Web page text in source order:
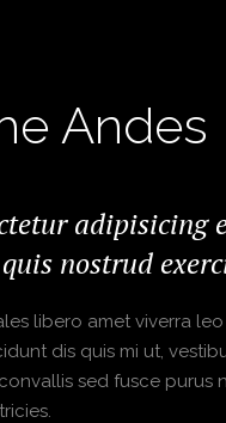
Andes
nostrud
libero amet viverra
dis quis mi ut,
sed fusce